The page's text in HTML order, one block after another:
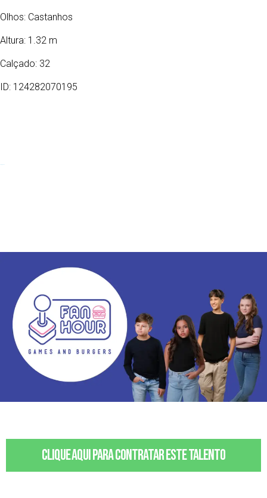
Olhos: Castanhos
Altura: 1.32 m
Calçado: 32
ID: 124282070195
Clique aqui para contratar este talento